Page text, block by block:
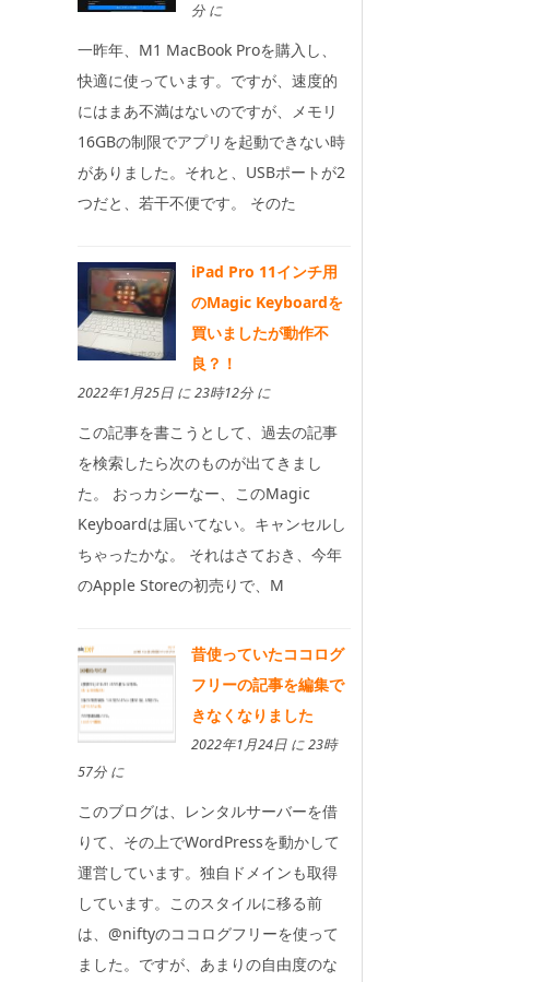
分 に
一昨年、M1 MacBook Proを購入し、
快適に使っています。ですが、速度的
にはまあ不満はないのですが、メモリ
16GBの制限でアプリを起動できない時
がありました。それと、USBポートが2
つだと、若干不便です。 そのた
iPad Pro 11インチ用
のMagic Keyboardを
買いましたが動作不
良？！
2022年1月25日 に 23時12分 に
この記事を書こうとして、過去の記事
を検索したら次のものが出てきまし
た。 おっカシーなー、このMagic
Keyboardは届いてない。キャンセルし
ちゃったかな。 それはさておき、今年
のApple Storeの初売りで、M
昔使っていたココログ
フリーの記事を編集で
きなくなりました
2022年1月24日 に 23時
57分 に
このブログは、レンタルサーバーを借
りて、その上でWordPressを動かして
運営しています。独自ドメインも取得
しています。このスタイルに移る前
は、@niftyのココログフリーを使って
ました。ですが、あまりの自由度のな